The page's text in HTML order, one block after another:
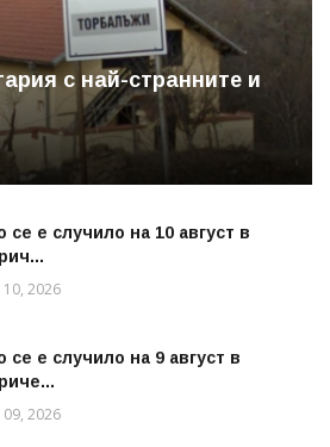
с най-странните и
се е случило на 10 август в
10, 2026
се е случило на 9 август в
09, 2026